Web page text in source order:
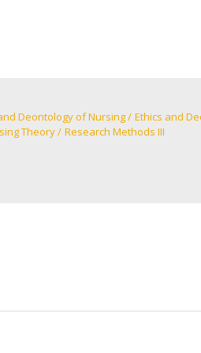
Deontology of Nursing Ethics and
Theory Research Methods III